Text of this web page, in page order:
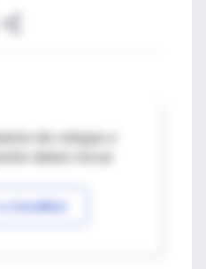
de colegas o
IntraMed